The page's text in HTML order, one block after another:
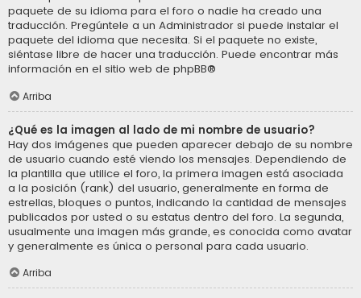
paquete de su idioma para el foro o nadie ha creado una
traducción. Pregúntele a un Administrador si puede instalar el
paquete del idioma que necesita. Si el paquete no existe,
siéntase libre de hacer una traducción. Puede encontrar más
información en el sitio web de phpBB®
Arriba
¿Qué es la imagen al lado de mi nombre de usuario?
Hay dos imágenes que pueden aparecer debajo de su nombre
de usuario cuando esté viendo los mensajes. Dependiendo de
la plantilla que utilice el foro, la primera imagen está asociada
a la posición (rank) del usuario, generalmente en forma de
estrellas, bloques o puntos, indicando la cantidad de mensajes
publicados por usted o su estatus dentro del foro. La segunda,
usualmente una imagen más grande, es conocida como avatar
y generalmente es única o personal para cada usuario.
Arriba